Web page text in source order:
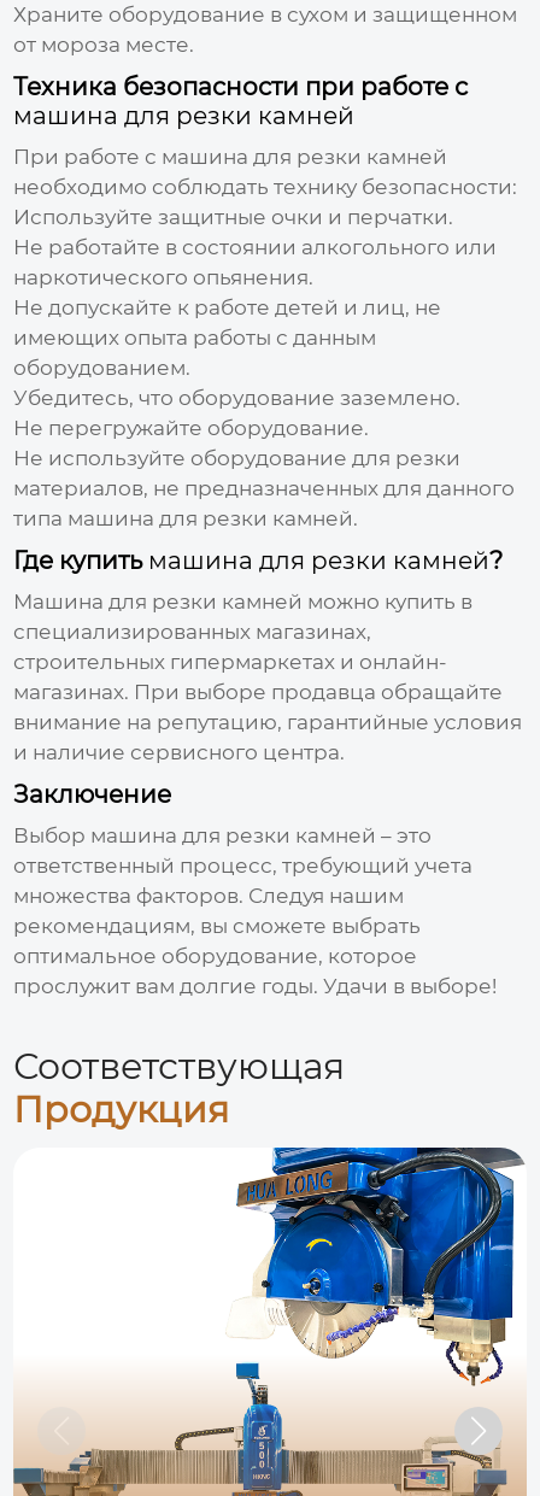
Храните оборудование в сухом и защищенном
от мороза месте.
Техника безопасности при работе с
машина для резки камней
При работе с машина для резки камней
необходимо соблюдать технику безопасности:
Используйте защитные очки и перчатки.
Не работайте в состоянии алкогольного или
наркотического опьянения.
Не допускайте к работе детей и лиц, не
имеющих опыта работы с данным
оборудованием.
Убедитесь, что оборудование заземлено.
Не перегружайте оборудование.
Не используйте оборудование для резки
материалов, не предназначенных для данного
типа машина для резки камней.
Где купить машина для резки камней?
Машина для резки камней можно купить в
специализированных магазинах,
строительных гипермаркетах и онлайн-
магазинах. При выборе продавца обращайте
внимание на репутацию, гарантийные условия
и наличие сервисного центра.
Заключение
Выбор машина для резки камней – это
ответственный процесс, требующий учета
множества факторов. Следуя нашим
рекомендациям, вы сможете выбрать
оптимальное оборудование, которое
прослужит вам долгие годы. Удачи в выборе!
Соответствующая
Продукция